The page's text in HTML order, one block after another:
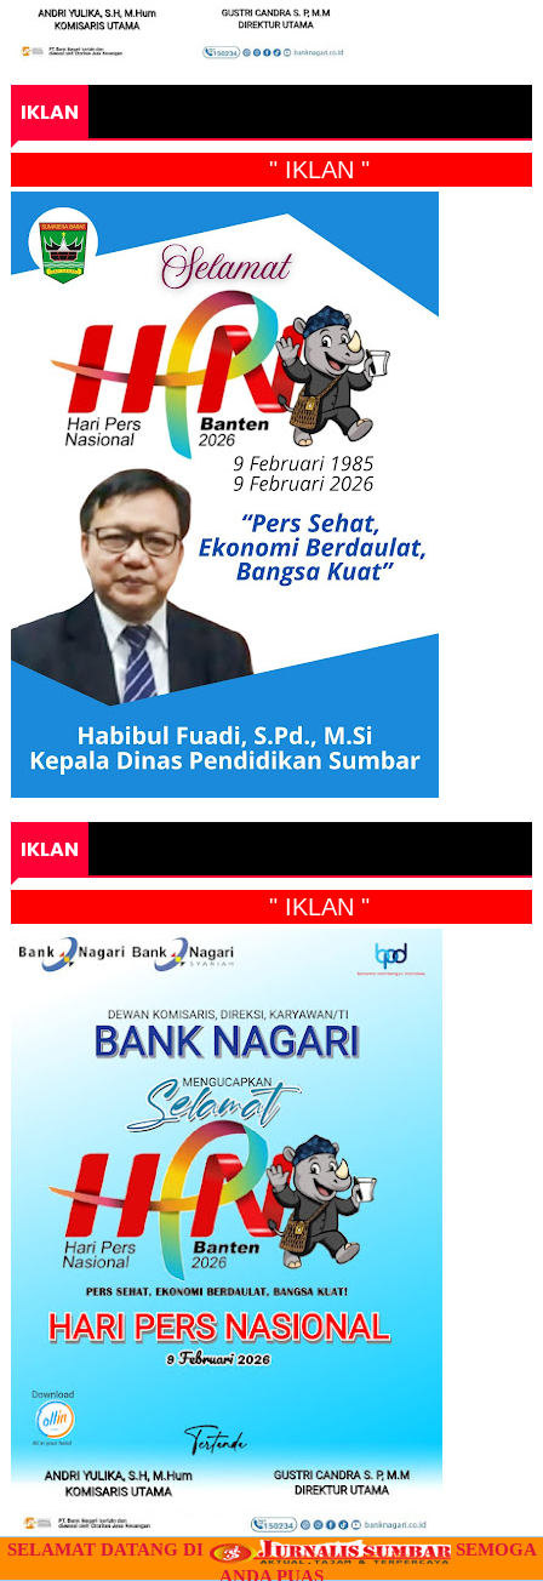
IKLAN
" IKLAN "
IKLAN
" IKLAN "
SELAMAT DATANG DI
SEMOGA
ANDA PUAS